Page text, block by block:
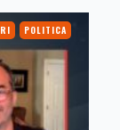
POLITICA